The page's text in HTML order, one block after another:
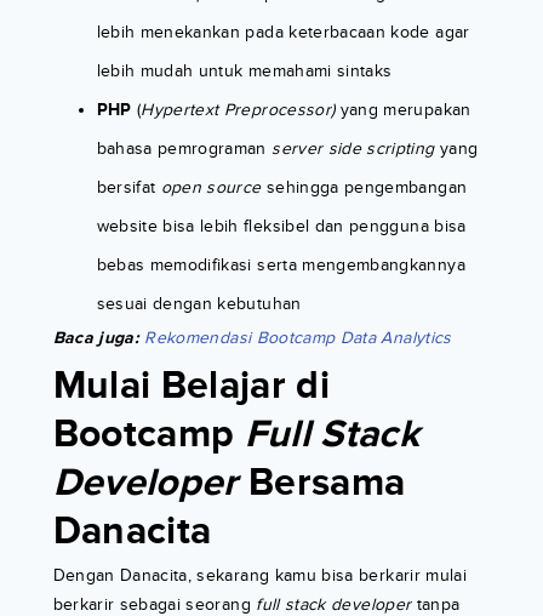
lebih menekankan pada keterbacaan kode agar
lebih mudah untuk memahami sintaks
PHP (Hypertext Preprocessor)yang merupakan
bahasa pemrograman server side scriptingyang
bersifat open sourcesehingga pengembangan
website bisa lebih fleksibel dan pengguna bisa
bebas memodifikasi serta mengembangkannya
sesuai dengan kebutuhan
Baca juga: Rekomendasi Bootcamp Data Analytics
Mulai Belajar di
Bootcamp Full Stack
DeveloperBersama
Danacita
Dengan Danacita, sekarang kamu bisa berkarir mulai
berkarir sebagai seorang full stack developertanpa